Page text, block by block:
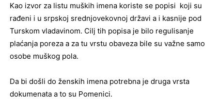
Kao izvor za listu muških imena koriste se popisi koji su
rađeni i u srpskoj srednjovekovnoj državi a i kasnije pod
Turskom vladavinom. Cilj tih popisa je bilo regulisanje
plaćanja poreza a za tu vrstu obaveza bile su važne samo
osobe muškog pola.
Da bi došli do ženskih imena potrebna je druga vrsta
dokumenata a to su Pomenici.